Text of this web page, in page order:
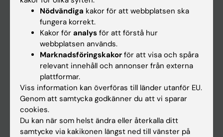
Forskarutbildning
Forskning
Nyheter
Kalender
Student
Nödvändiga kakor för att webbplatsen ska
fungera korrekt.
Kakor för analys för att förstå hur
webbplatsen används.
Marknadsföringskakor för att visa och spåra
relevant innehåll och annonser från externa
plattformar.
Viss information kan överföras till länder utanför EU.
Genom att samtycka godkänner du att vi sparar
cookies.
Du kan när som helst ändra eller återkalla ditt
samtycke via kakikonen längst ned till vänster på